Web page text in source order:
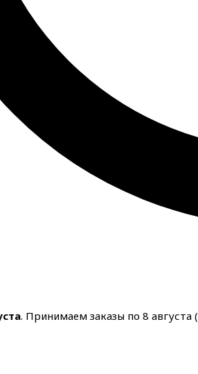
. Принимаем заказы по 8 августа (